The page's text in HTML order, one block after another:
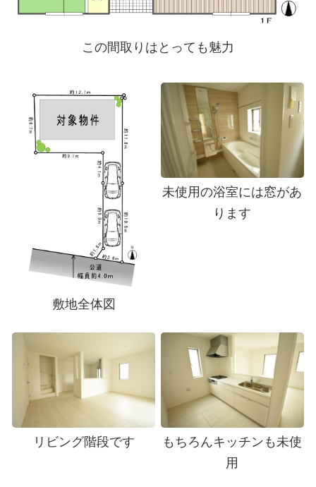
この間取りはとっても魅力
敷地全体図
未使用の浴室には窓があ
ります
リビング階段です
もちろんキッチンも未使
用